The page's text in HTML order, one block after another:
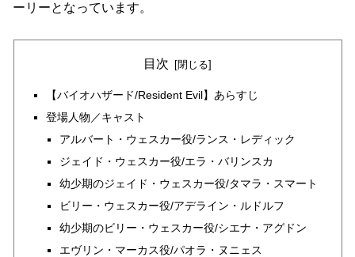
ーリーとなっています。
目次
【バイオハザード/Resident Evil】あらすじ
登場人物／キャスト
アルバート・ウェスカー役/ランス・レディック
ジェイド・ウェスカー役/エラ・バリンスカ
幼少期のジェイド・ウェスカー役/タマラ・スマート
ビリー・ウェスカー役/アデライン・ルドルフ
幼少期のビリー・ウェスカー役/シエナ・アグドン
エヴリン・マーカス役/パオラ・ヌニェス